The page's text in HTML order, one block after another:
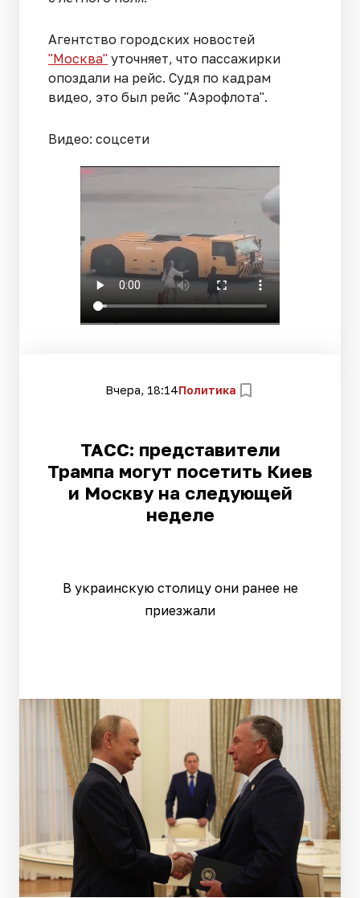
Агентство городских новостей
"Москва" уточняет, что пассажирки
опоздали на рейс. Судя по кадрам
видео, это был рейс "Аэрофлота".
Видео: соцсети
Вчера, 18:14Политика
ТАСС: представители
Трампа могут посетить Киев
и Москву на следующей
неделе
В украинскую столицу они ранее не
приезжали